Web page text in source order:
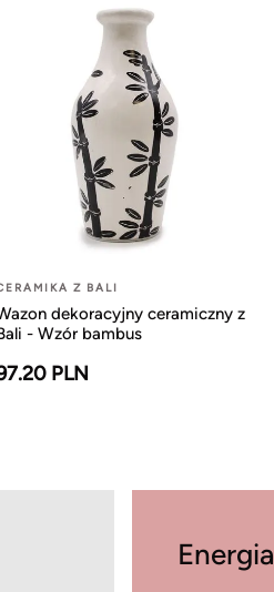
Z BALI
dekoracyjny ceramiczny z
- Wzór bambus
PLN
Energia